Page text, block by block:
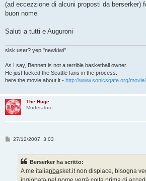
(ad eccezzione di alcuni proposti da berserker)
buon nome
Saluti a tutti e Auguroni
slsk user? yep "newkiwi"
As I say, Bennett is not a terrible basketball owner.
He just fucked the Seattle fans in the process.
here the movie about it - http://www.sonicsgate.org/movie/
The Huge
Moderatore
M27/12/2007, 3:03
Berserker ha scritto:
A me italianbasket.it non dispiace, bisogna